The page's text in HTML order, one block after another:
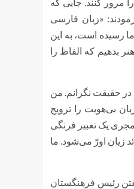
مرور کنند. جایی که
«زبان فارسی
رسیده است، به این
بدهیم که الفاظ را
در حقیقت نگرانم. من
بی‌هویت را ترویج
یک تعبیر فرنگی
زیان اورّ می‌شود. ما
رئیس فرهنگستان